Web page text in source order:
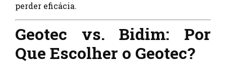
perder eficácia.
Geotec vs. Bidim: Por
Que Escolher o Geotec?